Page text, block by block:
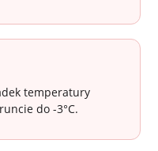
temperatury
do -3°C.